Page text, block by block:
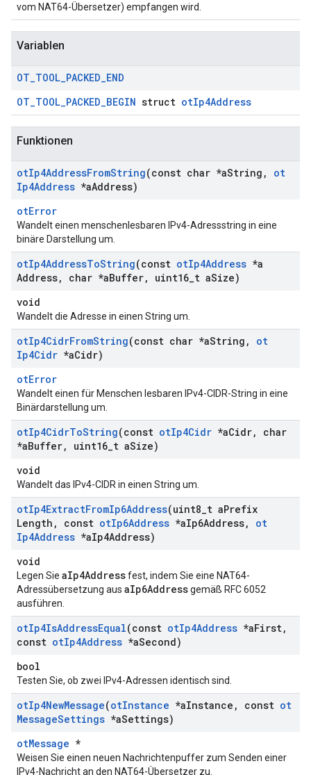
vom NAT64-Übersetzer) empfangen wird.
Variablen
OT_TOOL_PACKED_END
OT_TOOL_PACKED_BEGIN struct otIp4Address
Funktionen
otIp4AddressFromString(const char *aString ,
ot
Ip4Address *aAddress)
otError
Wandelt einen menschenlesbaren IPv4-Adressstring in eine
binäre Darstellung um.
otIp4AddressToString(const otIp4Address *a
Address, char *aBuffer, uint16 t aSize)
void
Wandelt die Adresse in einen String um.
otIp4CidrFromString(const char *aString ,
ot
Ip4Cidr *aCidr)
otError
Wandelt einen für Menschen lesbaren IPv4-CIDR-String in eine
Binärdarstellung um.
otIp4CidrToString(const otIp4Cidr *aCidr,
char
*aBuffer, uint16 t aSize)
void
Wandelt das IPv4-CIDR in einen String um.
otIp4ExtractFromIp6Address(uint8 t aPrefix
Length , const otIp6Address *aIp6Address,
ot
Ip4Address *aIp4Address)
void
Legen Sie aIp4Addressfest, indem Sie eine NAT64-
Adressübersetzung aus aIp6Addressgemäß RFC 6052
ausführen.
otIp4IsAddressEqual(const otIp4Address *aFirst,
const otIp4Address *aSecond)
bool
Testen Sie, ob zwei IPv4-Adressen identisch sind.
otIp4NewMessage(otInstance *aInstance , const ot
MessageSettings *aSettings)
otMessage *
Weisen Sie einen neuen Nachrichtenpuffer zum Senden einer
IPv4-Nachricht an den NAT64-Übersetzer zu.